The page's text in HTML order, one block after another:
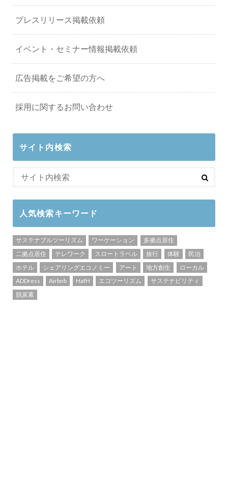
プレスリリース掲載依頼
イベント・セミナー情報掲載依頼
広告掲載をご希望の方へ
採用に関するお問い合わせ
サイト内検索
人気検索キーワード
サステナブルツーリズム ワーケーション
多拠点居住
二拠点居住
テレワーク スロートラベル 旅行 体験
民泊
ホテル
シェアリングエコノミー アート 地方創生
ローカル
ADDress
Airbnb HafH エコツーリズム
サステナビリティ
脱炭素